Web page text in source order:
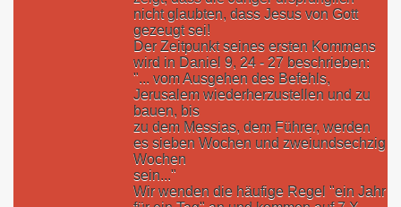
nicht glaubten, dass Jesus von Gott
gezeugt sei!
Der Zeitpunkt seines ersten Kommens
wird in Daniel 9, 24 - 27 beschrieben:
"... vom Ausgehen des Befehls,
Jerusalem wiederherzustellen und zu
bauen, bis
zu dem Messias, dem Führer, werden
es sieben Wochen und zweiundsechzig
Wochen
sein..."
Wir wenden die häufige Regel "ein Jahr